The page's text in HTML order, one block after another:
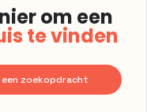
om een
te vinden
zoekopdracht